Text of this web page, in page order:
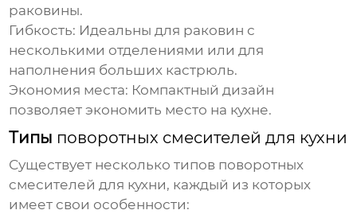
раковины.
Гибкость: Идеальны для раковин с
несколькими отделениями или для
наполнения больших кастрюль.
Экономия места: Компактный дизайн
позволяет экономить место на кухне.
Типы поворотных смесителей для кухни
Существует несколько типов поворотных
смесителей для кухни, каждый из которых
имеет свои особенности: